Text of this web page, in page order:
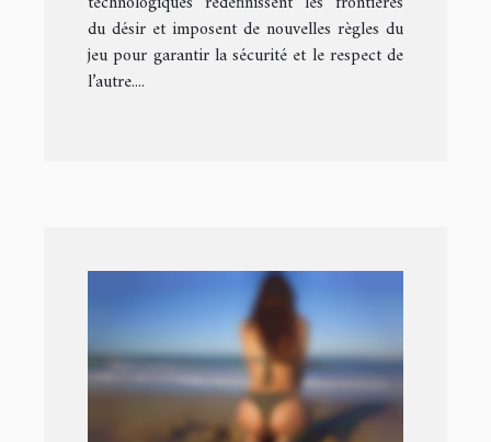
du désir et imposent de nouvelles règles du
jeu pour garantir la sécurité et le respect de
l’autre....